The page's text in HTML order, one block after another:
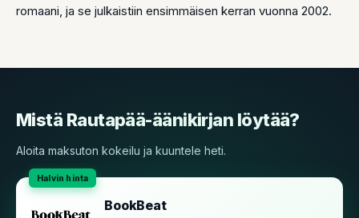
romaani, ja se julkaistiin ensimmäisen kerran vuonna 2002.
Mistä Rautapää-äänikirjan löytää?
Aloita maksuton kokeilu ja kuuntele heti.
BookBeat